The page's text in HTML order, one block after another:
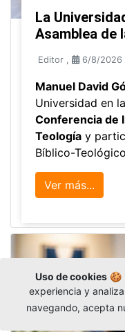
La
Asamblea de
Editor , 6/8/2026
Manuel David
Universidad en
Conferencia de
Teología y
Bíblico-
Ver más...
Uso de cookies🍪
experiencia y
navegando, acepta